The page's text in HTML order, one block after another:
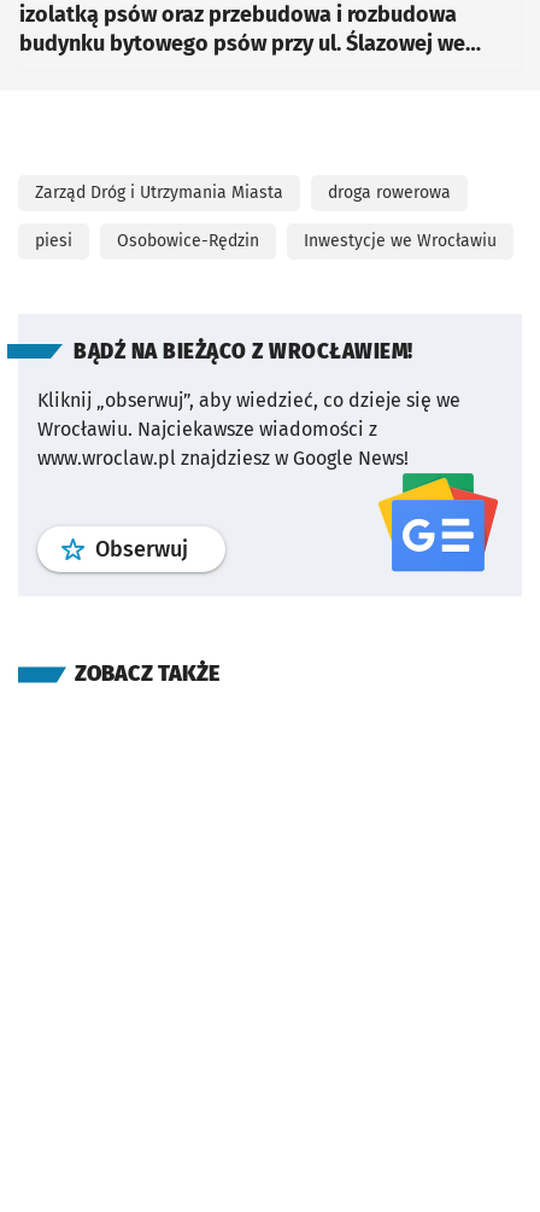
izolatką psów oraz przebudowa i rozbudowa
budynku bytowego psów przy ul. Ślazowej we
Zarząd Dróg i Utrzymania Miasta droga rowerowa
piesi Osobowice-Rędzin Inwestycje we Wrocławiu
BĄDŹ NA BIEŻĄCO Z WROCŁAWIEM!
Kliknij „obserwuj”, aby wiedzieć, co dzieje się we
Wrocławiu. Najciekawsze wiadomości z
www.wroclaw.pl znajdziesz w Google News!
Obserwuj profil serwisu
ZOBACZ TAKŻE